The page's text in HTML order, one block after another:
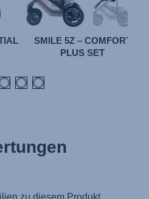
SMILE 5Z – COMFORT
PLUS SET